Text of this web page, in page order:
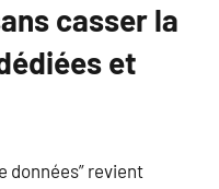
casser la
et
données” revient